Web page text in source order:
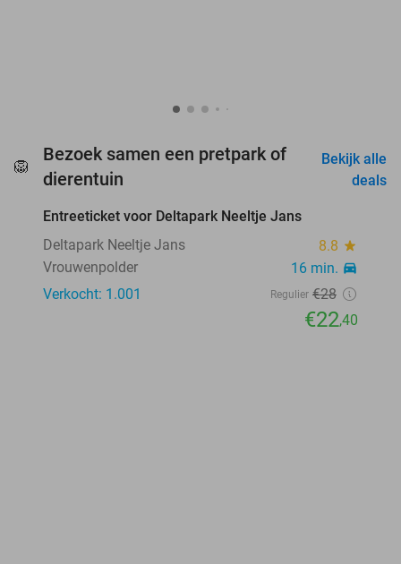
🦁
Bezoek samen een pretpark of
dierentuin
Bekijk alle
deals
favorite_border
Entreeticket voor Deltapark Neeltje Jans
Deltapark Neeltje Jans
8.8 star
Vrouwenpolder 16 min. directions_car
Verkocht: 1.001 Regulier €28
€22,40